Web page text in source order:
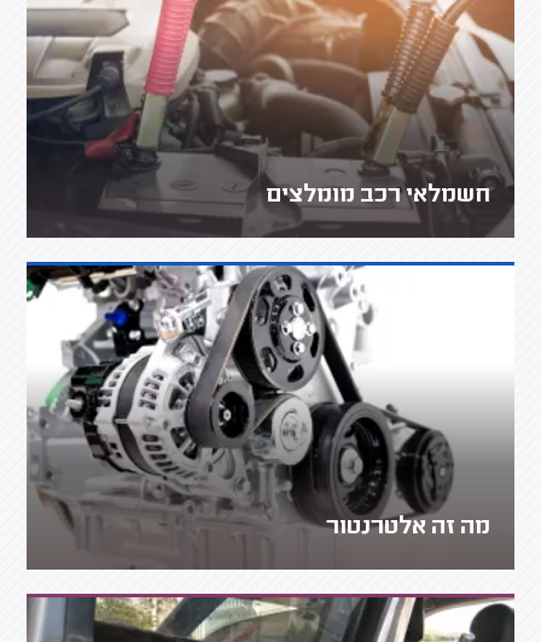
חשמלאי רכב מומלצים
מה זה אלטרנטור